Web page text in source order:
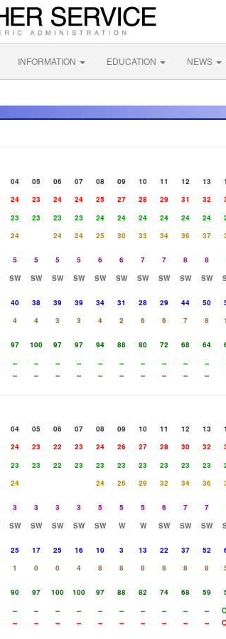
INFORMATION EDUCATION NEWS
04 05 06 07 08 09 10 11 12 13
24 23 24 24 25 27 28 29 31 32
23 23 23 23 24 24 24 24 24 24
24 24 24 25 30 33 34 36 37
5 5 5 5 6 6 7 7 8 8
SW SW SW SW SW SW SW SW SW SW
40 38 39 39 34 31 28 29 44 50
4 4 3 3 4 2 6 6 7 8
97 100 97 97 94 88 80 72 68 64
-- -- -- -- -- -- -- -- -- --
-- -- -- -- -- -- -- -- -- --
04 05 06 07 08 09 10 11 12 13
24 23 22 23 24 26 27 28 30 32
23 23 22 23 23 23 23 23 23 23
24 24 26 29 32 34 36
3 3 3 3 5 5 5 6 7 7
SW SW SW SW SW W W SW SW SW
25 17 25 16 10 3 13 22 37 52
1 0 0 4 8 8 8 8 8 8
90 97 100 100 97 88 82 74 68 59
-- -- -- -- -- -- -- -- -- --
-- -- -- -- -- -- -- -- -- --